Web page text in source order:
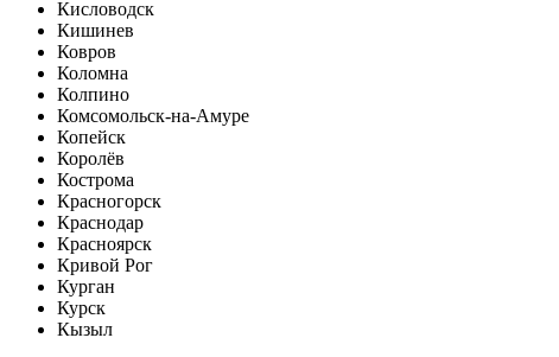
Кисловодск
Кишинев
Ковров
Коломна
Колпино
Комсомольск-на-Амуре
Копейск
Королёв
Кострома
Красногорск
Краснодар
Красноярск
Кривой Рог
Курган
Курск
Кызыл